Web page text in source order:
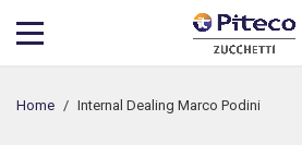
Home / Internal Dealing Marco Podini